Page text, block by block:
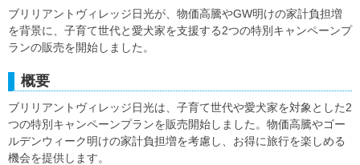
ブリリアントヴィレッジ日光が、物価高騰やGW明けの家計負担増
を背景に、子育て世代と愛犬家を支援する2つの特別キャンペーンプ
ランの販売を開始しました。
概要
ブリリアントヴィレッジ日光は、子育て世代や愛犬家を対象とした2
つの特別キャンペーンプランを販売開始しました。物価高騰やゴー
ルデンウィーク明けの家計負担増を考慮し、お得に旅行を楽しめる
機会を提供します。